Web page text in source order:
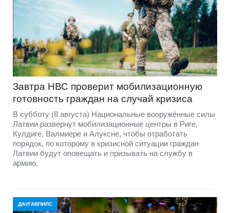
Завтра НВС проверит мобилизационную
готовность граждан на случай кризиса
В субботу (8 августа) Национальные вооружённые силы
Латвии развернут мобилизационные центры в Риге,
Кулдиге, Валмиере и Алуксне, чтобы отработать
порядок, по которому в кризисной ситуации граждан
Латвии будут оповещать и призывать на службу в
армию.
ДАУГАВПИЛС